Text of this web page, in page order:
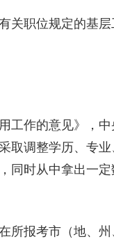
职位规定的基层
作的意见》，中
取调整学历、专
同时从中拿出一
报考市（地、州